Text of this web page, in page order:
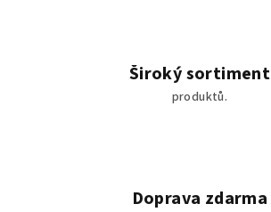
Široký sortiment
produktů.
Doprava zdarma